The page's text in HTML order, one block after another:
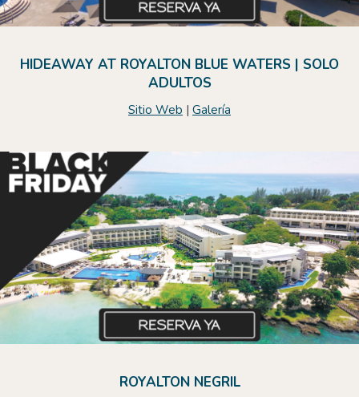
HIDEAWAY AT ROYALTON BLUE WATERS | SOLO
ADULTOS
Sitio Web | Galería
ROYALTON NEGRIL